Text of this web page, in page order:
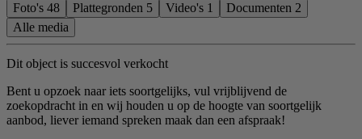
Foto's 48 Plattegronden 5 Video's 1 Documenten 2
Alle media
Dit object is succesvol verkocht
Bent u opzoek naar iets soortgelijks, vul vrijblijvend de
zoekopdracht in en wij houden u op de hoogte van soortgelijk
aanbod, liever iemand spreken maak dan een afspraak!